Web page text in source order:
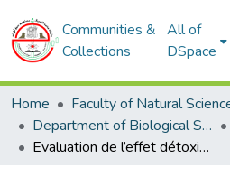
Communities &
Collections
All of
DSpace
Home
Department of Biological Sciences
Evaluation de l’effet détoxifiant d’une plante médicinale sur la toxicité provoquée par un xénobiotique chez le lapin local cuniculuslepus